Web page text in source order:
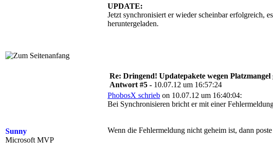
UPDATE:
Jetzt synchronisiert er wieder scheinbar erfolgreich,
heruntergeladen.
Sunny
Microsoft MVP
Re: Dringend! Updatepakete wegen Platzmangel
Antwort #5 - 10.07.12 um 16:57:24
PhobosX schrieb on 10.07.12 um 16:40:04:
Bei Synchronisieren bricht er mit einer
Wenn die Fehlermeldung nicht geheim ist, dann poste